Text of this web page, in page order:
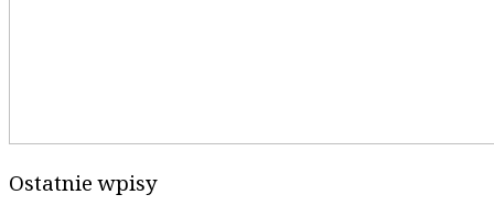
Ostatnie wpisy